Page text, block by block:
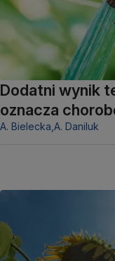
Dodatni wynik
oznacza
A. Bielecka, A. Daniluk